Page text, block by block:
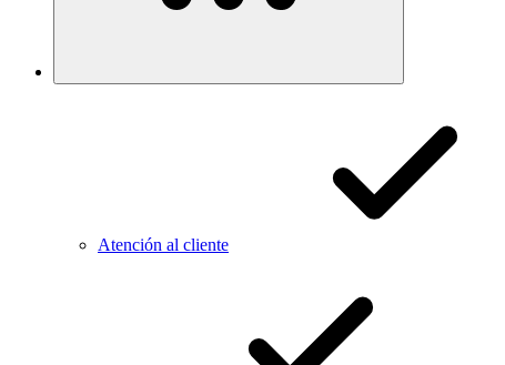
Atención al cliente